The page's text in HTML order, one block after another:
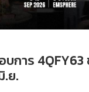
การ 4QFY63
.ย.